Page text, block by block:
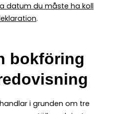
datum du måste ha koll
.
bokföring
i grunden om tre